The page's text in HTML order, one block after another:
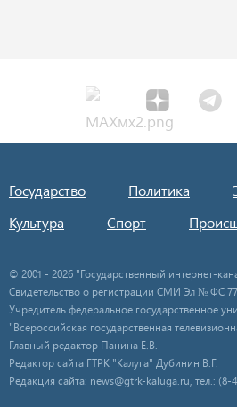
Государство Политика
Культура
Спорт
© 2001 - 2026 "Государственный интернет-
Свидетельство о регистрации СМИ Эл № ФС 77-
Учредитель федеральное государственное
"Всероссийская государственная
Главный редактор Панина Е.В.
Редактор сайта ГТРК "Калуга" Дубинин В.Г.
Редакция сайта: news@gtrk-kaluga.ru, тел.: (8-